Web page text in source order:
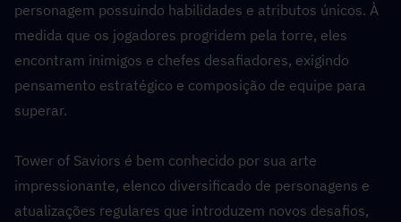
personagem possuindo habilidades e atributos únicos. À
medida que os jogadores progridem pela torre, eles
encontram inimigos e chefes desafiadores, exigindo
pensamento estratégico e composição de equipe para
superar.
Tower of Saviors é bem conhecido por sua arte
impressionante, elenco diversificado de personagens e
atualizações regulares que introduzem novos desafios,